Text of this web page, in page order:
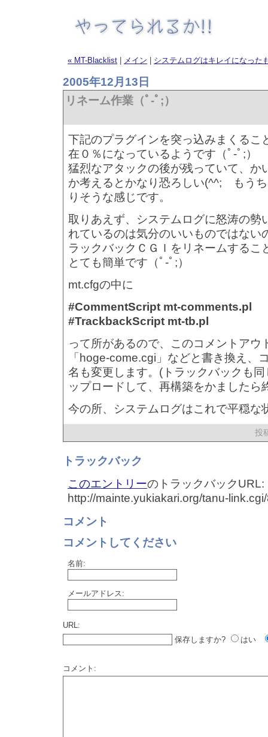
« MT-Blacklist メイン システムログはキレイになった
2005年12月13日
リネーム作業（ﾟ-ﾟ;）
下記のプラグインを突っ込みまくるこ
在０％になっているようです（ﾟ-ﾟ;）
猛烈なアタックの後が残っていて、か
か考えるとかなり恐ろしい(^^; もう
りそうな感じです。
取りあえず、システムログに怒涛の勢
れているのは気分のいいものではない
ラックバックＣＧＩをリネームする
とても簡単です（ﾟ-ﾟ;）
mt.cfgの中に
#CommentScript mt-comments.pl
#TrackbackScript mt-tb.pl
って所があるので、このコメントアウ
「hoge-come.cgi」などと書き換え、
名も変更します。(トラックバックも
ップロードして、再構築をかましたら
今の所、システムログはこれで平穏な
投
トラックバック
このエントリーのトラックバックURL:
http://mainte.yukiakari.org/tanu-
コメント
コメントしてください
名前:
メールアドレス:
URL:
保存しますか?
はい
コメント: